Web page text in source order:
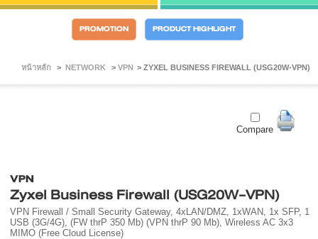
PROMOTION PRODUCT HIGHLIGHT
หน้าหลัก > NETWORK > VPN > ZYXEL BUSINESS FIREWALL (USG20W-VPN)
Compare
VPN
Zyxel Business Firewall (USG20W-VPN)
VPN Firewall / Small Security Gateway, 4xLAN/DMZ, 1xWAN, 1x SFP, 1
USB (3G/4G), (FW thrP 350 Mb) (VPN thrP 90 Mb), Wireless AC 3x3
MIMO (Free Cloud License)